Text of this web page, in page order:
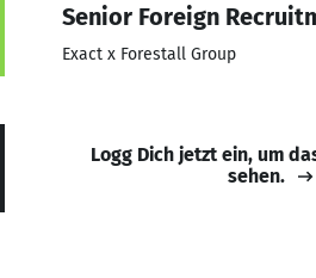
Senior Foreign
Exact x Forestall Group
Logg Dich jetzt ein, um
sehen.